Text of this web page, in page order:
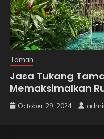
Taman
Jasa Tukang
Memaksimalkan
October 29, 2024